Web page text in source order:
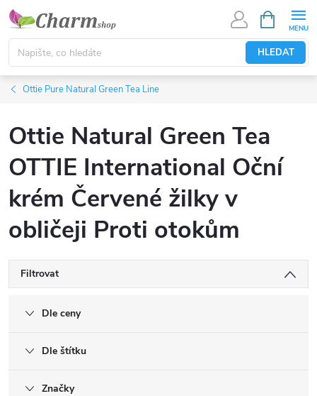
Přejít
obsah
HLEDAT
NÁKUPNÍ
KOŠÍK
Ottie Pure Natural Green Tea Line
Ottie Natural Green Tea
OTTIE International Oční
krém Červené žilky v
obličeji Proti otokům
Filtrovat
Dle ceny
Dle štítku
Značky